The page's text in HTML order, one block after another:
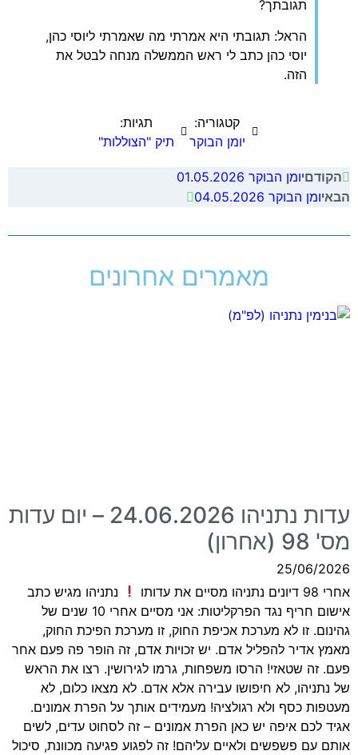
תגובתך?
הראל: תגובתי היא אמרתי מה שאמרתי ליוסי כהן,
יוסי כהן כתב לי ראש הממשלה מנחה לבטל את
הזה.
קטגוריה:
יומן הבוקר
תגיות:
תיק "הצוללות"
הקודםיומן הבוקר 01.05.2026
הבאיומן הבוקר 04.05.2026
מאמרים אחרונים
עדות נתניהו 24.06.2026 – יום עדות
מס' 98 (אחרון)
25/06/2026
אחרי 98 דיונים נתניהו מסיים את עדותו
נתניהו מגיש כתב
אישום חריף נגד הפרקליטות: אני מסיים אחרי 10 שנים של
גהינום. זו לא מערכת אכיפת החוק, זו מערכת הפיכת החוק,
מאמץ אדיר להפליל אדם. יש זכויות אדם, זה הופר פה פעם אחר
פעם. זה שטאזי! הרסו משפחות, גרמו לגירושין. רצו את הראש
של נתניהו, לא חיפושו עבירה אלא אדם. לא מצאו כלום, לא
מעטפות כסף ולא רגולציה! מעמידים אותך על הפרת אמונים.
אגיד לכם איפה יש כאן הפרת אמונים – זה לסחוט עדים, לשים
אותם עם פשפשים ולאיים עליהם! זה לפגוע פגיעה מכוונת, סיכול